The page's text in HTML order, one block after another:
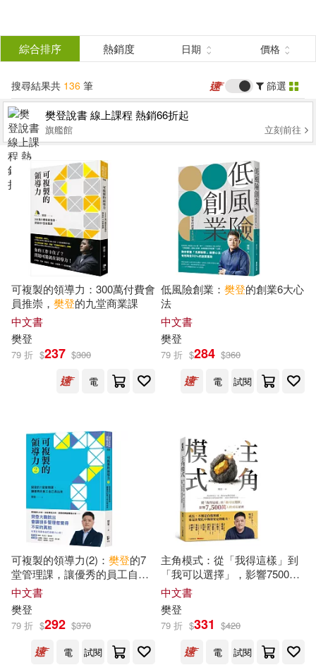
結
果
篩
選
分類 (單選)
所有商品(136) 圖書(81)
電子書(17) 有聲書(38)
作者 (可複選)
樊登(100) 樊登·帆書團隊(17)
帆書團隊(14) 李小萌(4)
樊登·樊登讀書團隊(4)
樊登，帆書團隊(4) 金鉑(3)
李蕾(2)
樊登．帆書（原樊登讀書）(2)
路一鳴(2) 任啟發(1)
樊登，向麗（主編）(1)
全曜(38)
江蘇鳳凰文藝出版社(17)
晴好出版(14) 平安文化(7)
中信出版社(6)
北京聯合出版公司(6)
配送方式
可超商取貨(81)
綜合排序 熱銷度 日期 價格
搜尋結果共 136 筆 篩選
樊登說書 線上課程 熱銷66折起
旗艦館 立刻前往
可複製的領導力：300萬付費會
員推崇， 樊登的九堂商業課
中文書
樊登
79 折 $237 $300
電
低風險創業： 樊登的創業6大心
法
中文書
樊登
79 折 $284 $360
電
試閱
可複製的領導力(2)： 樊登的7
堂管理課，讓優秀的員工自己
長出來
中文書
樊登
79 折 $292 $370
電
試閱
主角模式：從「我得這樣」到
「我可以選擇」，影響7500萬
人的成長祕密
中文書
樊登
79 折 $331 $420
電
試閱